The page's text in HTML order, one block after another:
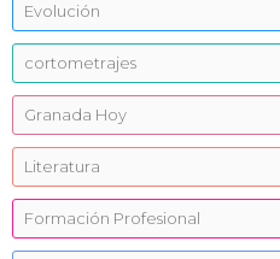
Evolución
cortometrajes
Granada Hoy
Literatura
Formación Profesional